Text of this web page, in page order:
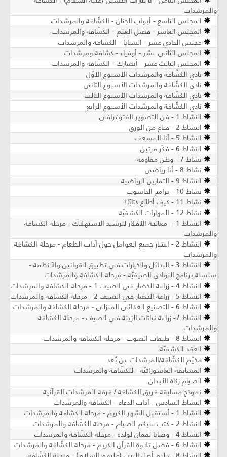
والمرشدات
المجلس التاسع - أبواب الجنان - الكشّافة والمرشدات
المجلس العاشر - فضل العلم - الكشّافة والمرشدات
مجلس الحادي عشر - السبايا - الكشافة والمرشدات
المجلس الثاني عشر - أوفياء - كشافة ومرشدات
المجلس الثالث عشر - أنصارك - الكشّافة والمرشدات
نادي الكشّافة والمرشدات الأسبوع الأوّل
نادي الكشّافة والمرشدات الأسبوع الثاني
نادي الكشّافة والمرشدات الأسبوع الثالث
نادي الكشّافة والمرشدات الأسبوع الرابع
النشاط 1 - فن التصوير الفتوغرافي
النشاط 2 - قناع من الورق
النشاط 5 - أنا المسعف
النشاط 6 - فكّر مرتين
نشاط 7 - وطن مقاومة
نشاط 8 - أنا رياضي
النشاط 9 - التمارين الرياضية
نشاط 10 - برامج الحاسوب
نشاط 11 - كيف أطالع كتابًا؟
نشاط 12 - المهارات الكشفيّة
النشاط 1 - معالجة الأفكار لترشيد الاستهلاك - مرحلة الكشافة
والمرشدات
النشاط 2 - اعتبار جميع العوامل حول آداب الطعام - مرحلة الكشافة
والمرشدات
النشاط 3 - البدائل والخيارات في تطبيق القوانين والأنظمة -
سلسلة برنامج النوادي الصيفيّة - مرحلة الكشافة والمرشدات
النشاط 4 - زراعة الخضار في الصيف 1 - مرحلة الكشافة والمرشدات
النشاط 5 - زراعة الخضار في الصيف 2 - مرحلة الكشافة والمرشدات
النشاط 6 - التصنيع الغذائي المنزلي - مرحلة الكشافة والمرشدات
النشاط 7- زراعة نباتات الزينة في الصيف ​- مرحلة الكشافة
والمرشدات
النشاط 8 - طبقات الصوت - مرحلة الكشافة والمرشدات
العقد الكشفيّة
مخيّم الكشّافة/المرشدات عن بُعد
المسابقة العاشورائيّة - للكشّافة والمرشدات
الصيام زكاة الأبدان
نموذج مسابقة فريق الكشافة / فرقة المرشدات القرآنية
النشاط السادس - آداب الدعاء - الكشافة والمرشدات
النشاط 1 - أستقبل الشهر الكريم - مرحلة الكشافة والمرشدات
النشاط 2 - كتب عليكم الصيام - مرحلة الكشّافة والمرشدات
النشاط 4 - وصايا لقمان لولده - مرحلة الكشّافة والمرشدات
النشاط 6 - فضل تلاوة القرآن الكريم - مرحلة الكشّافة والمرشدات